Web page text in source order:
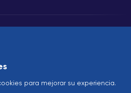
ComercioB2B
para mejorar su experiencia.